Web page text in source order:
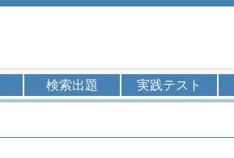
検索出題 実践テスト